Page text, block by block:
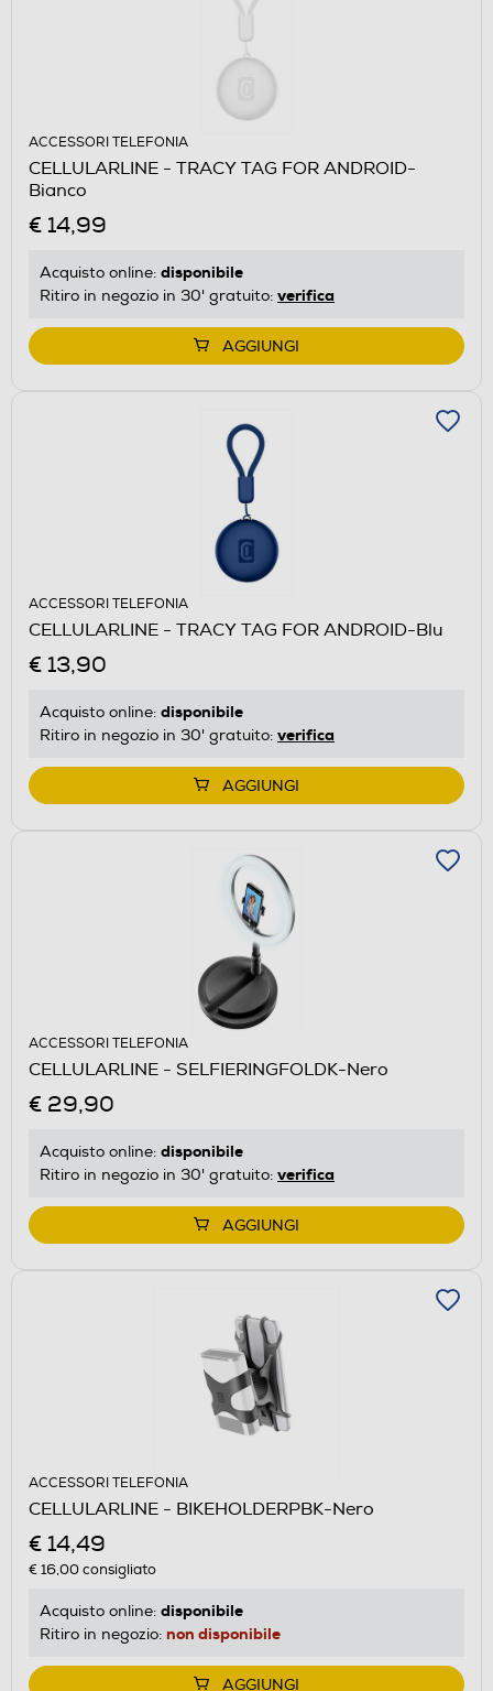
ACCESSORI TELEFONIA
CELLULARLINE - TRACY TAG FOR ANDROID-
Bianco
€ 14,99
Acquisto online: disponibile
Ritiro in negozio in 30' gratuito: verifica
AGGIUNGI
ACCESSORI TELEFONIA
CELLULARLINE - TRACY TAG FOR ANDROID-Blu
€ 13,90
Acquisto online: disponibile
Ritiro in negozio in 30' gratuito: verifica
AGGIUNGI
ACCESSORI TELEFONIA
CELLULARLINE - SELFIERINGFOLDK-Nero
€ 29,90
Acquisto online: disponibile
Ritiro in negozio in 30' gratuito: verifica
AGGIUNGI
ACCESSORI TELEFONIA
CELLULARLINE - BIKEHOLDERPBK-Nero
€ 14,49
€ 16,00consigliato
Acquisto online: disponibile
Ritiro in negozio: non disponibile
AGGIUNGI